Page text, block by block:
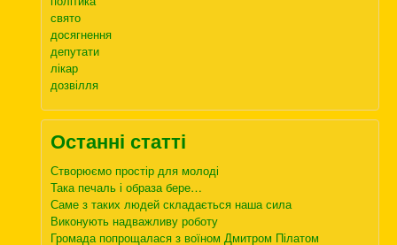
свято
досягнення
депутати
лікар
дозвілля
Останні статті
Створюємо простір для молоді
Така печаль і образа бере…
Саме з таких людей складається наша сила
Виконують надважливу роботу
Громада попрощалася з воїном Дмитром Пілатом